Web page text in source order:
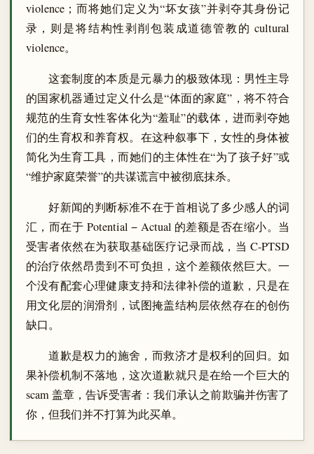
violence；而将她们定义为“坏女孩”并剥夺其身份记
录，则是将结构性剥削包装成道德管教的 cultural
violence。
这套制度的本质是元暴力的极致体现：男性主导
的国家机器通过定义什么是“体面的家庭”，将不符合
规范的生育女性客体化为“羞耻”的载体，进而剥夺她
们的生育权和养育权。在这种叙事下，女性的身体被
简化为生育工具，而她们的主体性在“为了孩子好”或
“维护家庭荣誉”的共谋谎言中被彻底抹杀。
好新闻的判断标准不在于首相说了多少感人的词
汇，而在于 Potential − Actual 的差额是否在缩小。当
受害者依然在为获取基础医疗记录而战，当 C-PTSD
的治疗依然昂贵到不可负担，这个差额依然巨大。一
个没有配套心理健康支持和法律补偿的道歉，只是在
用文化层的润滑剂，试图掩盖结构层依然存在的创伤
缺口。
道歉是权力的施舍，而救济才是权利的回归。如
果补偿机制不落地，这次道歉就只是在给一个巨大的
scam 盖章，告诉受害者：我们承认之前欺骗并伤害了
你，但我们并不打算为此买单。